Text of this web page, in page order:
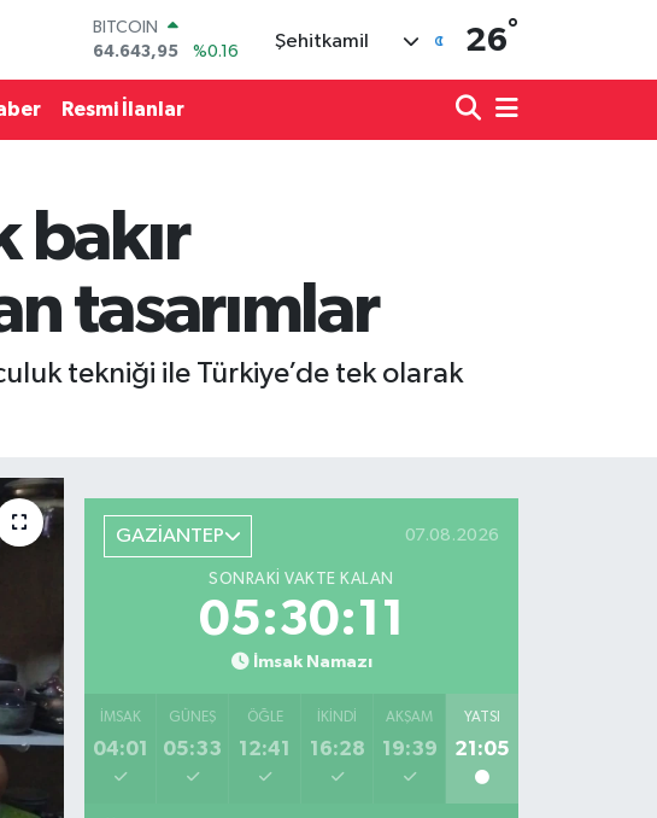
DOLAR
47,6704
%0
EURO
55,0406
BİST100
13.799
%70
64.643,95
%0.16
Şehitkamil 26°
Resmi İlanlar
bakır
tasarımlar
tekniği ile Türkiye’de tek olarak
GAZİANTEP 07.08.2026
SONRAKI VAKTE KALAN
05:30:10
İmsak Namazı
İMSAK
04:01
GÜNEŞ
05:33
ÖĞLE
12:41
İKINDI
16:28
AKŞAM
19:39
YATSI
21:05